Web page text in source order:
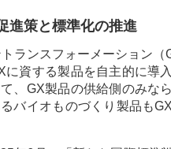
進策と標準化の推進
ランスフォーメーション
資する製品を自主的に導
、GX製品の供給側のみな
バイオものづくり製品も